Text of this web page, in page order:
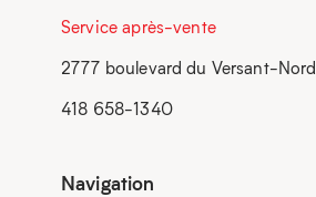
Service après-vente
2777 boulevard du Versant-Nord
418 658-1340
Navigation